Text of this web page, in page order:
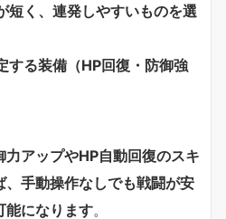
短く、連発しやすいものを選
する装備（HP回復・防御強
力アップやHP自動回復のスキ
、手動操作なしでも戦闘が安
能になります。